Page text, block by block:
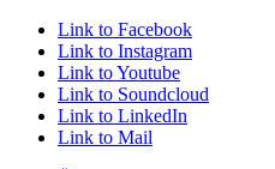
Link to Facebook
Link to Instagram
Link to Youtube
Link to Soundcloud
Link to LinkedIn
Link to Mail